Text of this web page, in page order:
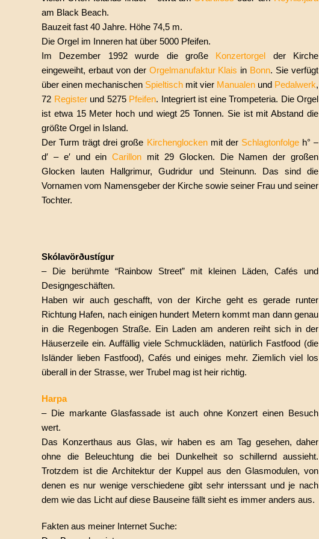
am Black Beach.
Bauzeit fast 40 Jahre. Höhe 74,5 m.
Die Orgel im Inneren hat über 5000 Pfeifen.
Im Dezember 1992 wurde die große Konzertorgel
der Kirche
eingeweiht, erbaut von der Orgelmanufaktur Klais in Bonn. Sie verfügt
über einen mechanischen Spieltisch mit vier Manualen und Pedalwerk,
72 Register und 5275 Pfeifen. Integriert ist eine Trompeteria. Die Orgel
ist etwa 15 Meter hoch und wiegt 25 Tonnen. Sie ist mit Abstand die
größte Orgel in Island.
Der Turm trägt drei große Kirchenglocken mit der Schlagtonfolge h° –
d′ – e′ und einCarillon mit 29 Glocken. Die Namen der großen
Glocken lauten Hallgrimur, Gudridur und Steinunn. Das sind die
Vornamen vom Namensgeber der Kirche sowie seiner Frau und seiner
Tochter.
Skólavörðustígur
– Die berühmte “Rainbow Street” mit kleinen Läden, Cafés und
Designgeschäften.
Haben wir auch geschafft, von der Kirche geht es gerade runter
Richtung Hafen, nach einigen hundert Metern kommt man dann genau
in die Regenbogen Straße. Ein Laden am anderen reiht sich in der
Häuserzeile ein. Auffällig viele Schmuckläden, natürlich Fastfood (die
Isländer lieben Fastfood), Cafés und einiges mehr. Ziemlich viel los
überall in der Strasse, wer Trubel mag ist heir richtig.
Harpa
– Die markante Glasfassade ist auch ohne Konzert einen Besuch
wert.
Das Konzerthaus aus Glas, wir haben es am Tag gesehen, daher
ohne die Beleuchtung die bei Dunkelheit so schillernd aussieht.
Trotzdem ist die Architektur der Kuppel aus den Glasmodulen, von
denen es nur wenige verschiedene gibt sehr interssant und je nach
dem wie das Licht auf diese Bauseine fällt sieht es immer anders aus.
Fakten aus meiner Internet Suche: